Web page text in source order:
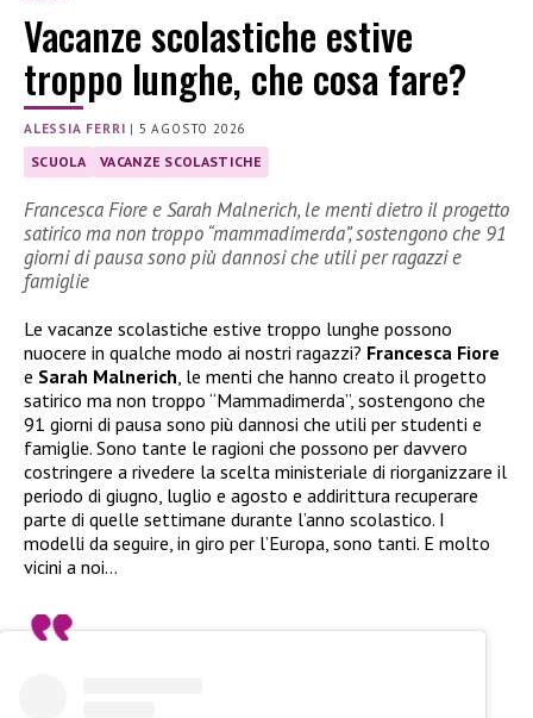
Vacanze scolastiche estive
troppo lunghe, che cosa fare?
ALESSIA FERRI | 5 AGOSTO 2026
SCUOLA VACANZE SCOLASTICHE
Francesca Fiore e Sarah Malnerich, le menti dietro il progetto
satirico ma non troppo “mammadimerda”, sostengono che 91
giorni di pausa sono più dannosi che utili per ragazzi e
famiglie
Le vacanze scolastiche estive troppo lunghe possono
nuocere in qualche modo ai nostri ragazzi? Francesca Fiore
e Sarah Malnerich , le menti che hanno creato il progetto
satirico ma non troppo “Mammadimerda”, sostengono che
91 giorni di pausa sono più dannosi che utili per studenti e
famiglie. Sono tante le ragioni che possono per davvero
costringere a rivedere la scelta ministeriale di riorganizzare il
periodo di giugno, luglio e agosto e addirittura recuperare
parte di quelle settimane durante l’anno scolastico. I
modelli da seguire, in giro per l’Europa, sono tanti. E molto
vicini a noi…